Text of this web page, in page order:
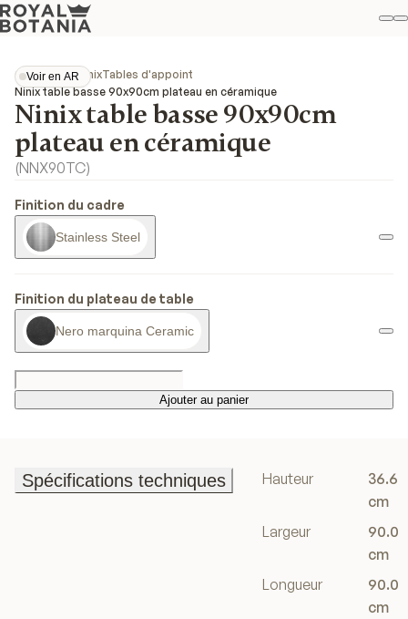
Voir en AR
Voir en AR
CollectionsNinixTables d'appoint
Ninix table basse 90x90cm plateau en céramique
Ninix table basse 90x90cm
plateau en céramique
(NNX90TC)
Finition du cadre
Stainless Steel
Finition du plateau de table
Nero marquina Ceramic
Ajouter au panier
Ajouter au panier
Spécifications techniques
Hauteur
36.6
cm
Largeur
90.0
cm
Longueur
90.0
cm